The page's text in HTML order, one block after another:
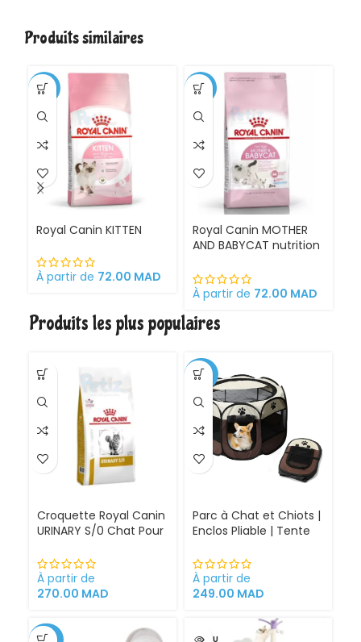
Produits similaires
-1%
Royal Canin KITTEN
À partir de 72.00 MAD
-11%
Royal Canin MOTHER
AND BABYCAT nutrition
et ses chatons
Croquettes pour
gestantes/allaitantes
À partir de 72.00 MAD
Produits les plus populaires
Croquette Royal Canin
URINARY S/0 Chat Pour
Cystite régime
médicalisé
À partir de
270.00 MAD
-30%
Parc à Chat et Chiots |
Enclos Pliable | Tente
et extérieur
À partir de
249.00 MAD
-34% VENDU